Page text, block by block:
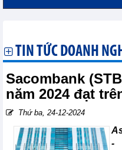
TIN TỨC DOANH
Sacombank
năm 2024 đạt
Thứ ba, 24-12-2024
-